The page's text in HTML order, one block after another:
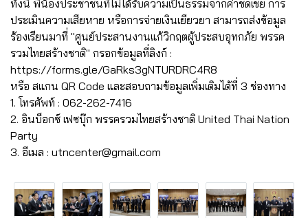
ทั้งนี้ พี่น้องประชาชนที่ไม่ได้รับความเป็นธรรมจากค่าชดเชย การ
ประเมินความเสียหาย หรือการจ่ายเงินเยียวยา สามารถส่งข้อมูล
ร้องเรียนมาที่ "ศูนย์ประสานงานแก้วิกฤตผู้ประสบอุทกภัย พรรค
รวมไทยสร้างชาติ" กรอกข้อมูลที่ลิงก์ :
https://forms.gle/GaRks3gNTURDRC4R8
หรือ สแกน QR Code และสอบถามข้อมูลเพิ่มเติมได้ที่ 3 ช่องทาง
1. โทรศัพท์ : 062-262-7416
2. อินบ็อกซ์ เฟซบุ๊ก พรรครวมไทยสร้างชาติ United Thai Nation
Party
3. อีเมล : utncenter@gmail.com